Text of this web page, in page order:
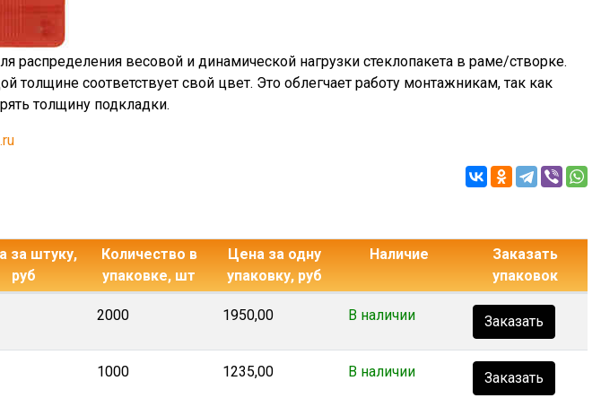
распределения весовой и динамической нагрузки стеклопакета в раме/створке.
соответствует свой цвет. Это облегчает работу монтажникам, так как
толщину подкладки.
за штуку,
руб
Количество в
упаковке, шт
Цена за одну
упаковку, руб
Наличие
Заказать
упаковок
2000 1950,00 В наличии Заказать
1000 1235,00 В наличии Заказать